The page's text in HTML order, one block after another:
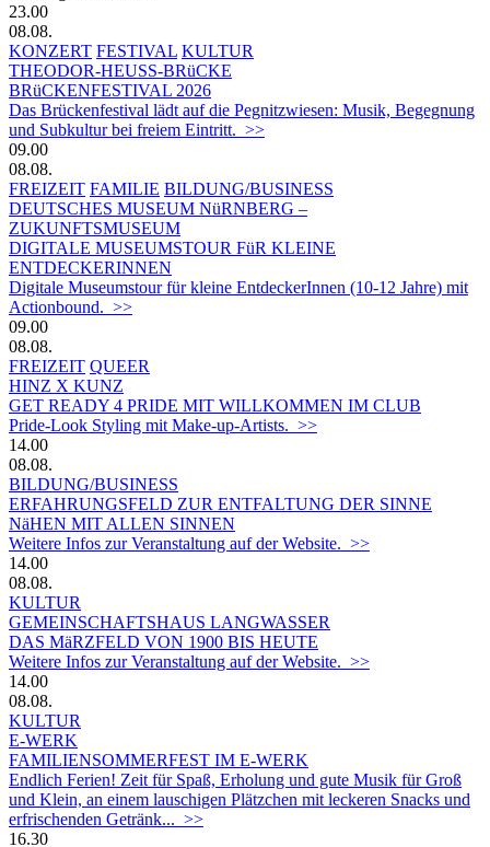
23.00
08.08.
KONZERT FESTIVAL KULTUR
THEODOR-HEUSS-BRüCKE
BRüCKENFESTIVAL 2026
Das Brückenfestival lädt auf die Pegnitzwiesen: Musik, Begegnung
und Subkultur bei freiem Eintritt. >>
09.00
08.08.
FREIZEIT FAMILIE BILDUNG/BUSINESS
DEUTSCHES MUSEUM NüRNBERG –
ZUKUNFTSMUSEUM
DIGITALE MUSEUMSTOUR FüR KLEINE
ENTDECKERINNEN
Digitale Museumstour für kleine EntdeckerInnen (10-12 Jahre) mit
Actionbound. >>
09.00
08.08.
FREIZEIT QUEER
HINZ X KUNZ
GET READY 4 PRIDE MIT WILLKOMMEN IM CLUB
Pride-Look Styling mit Make-up-Artists. >>
14.00
08.08.
BILDUNG/BUSINESS
ERFAHRUNGSFELD ZUR ENTFALTUNG DER SINNE
NäHEN MIT ALLEN SINNEN
Weitere Infos zur Veranstaltung auf der Website. >>
14.00
08.08.
KULTUR
GEMEINSCHAFTSHAUS LANGWASSER
DAS MäRZFELD VON 1900 BIS HEUTE
Weitere Infos zur Veranstaltung auf der Website. >>
14.00
08.08.
KULTUR
E-WERK
FAMILIENSOMMERFEST IM E-WERK
Endlich Ferien! Zeit für Spaß, Erholung und gute Musik für Groß
und Klein, an einem lauschigen Plätzchen mit leckeren Snacks und
erfrischenden Getränk... >>
16.30